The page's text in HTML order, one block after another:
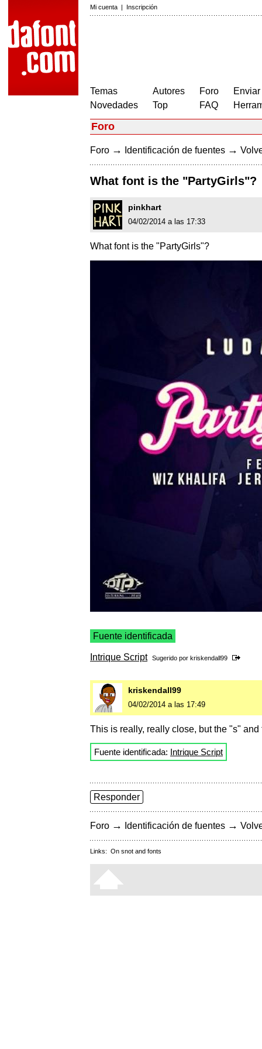
Mi cuenta | Inscripción
Temas
Novedades
Autores
Top
Foro
FAQ
Foro
Foro → Identificación de fuentes →
What font is the "PartyGirls"?
pinkhart
04/02/2014 a las 17:33
What font is the "PartyGirls"?
Fuente identificada
Intrique Script Sugerido por kriskendall99
kriskendall99
04/02/2014 a las 17:49
This is really, really close, but the "s" and
Fuente identificada: Intrique Script
Responder
Foro → Identificación de fuentes →
Links: On snot and fonts